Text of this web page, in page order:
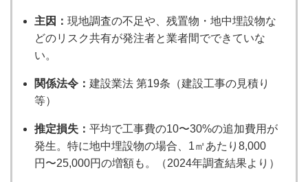
主因： 現地調査の不足や、残置物・地中埋設物な
どのリスク共有が発注者と業者間でできていな
い。
関係法令： 建設業法 第19条（建設工事の見積り
等）
推定損失： 平均で工事費の10〜30%の追加費用が
発生。特に地中埋設物の場合、1㎡あたり8,000
円〜25,000円の増額も。（2024年調査結果より）